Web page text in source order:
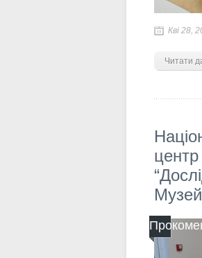
Кві 28,
Читати
центр